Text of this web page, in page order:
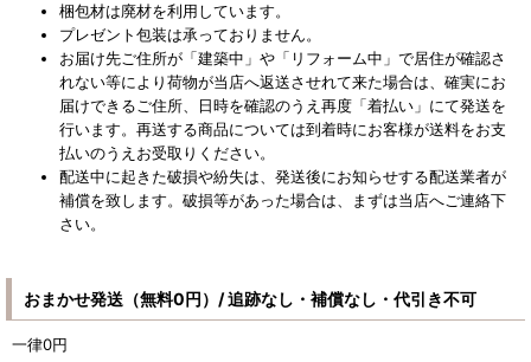
梱包材は廃材を利用しています。
プレゼント包装は承っておりません。
お届け先ご住所が「建築中」や「リフォーム中」で居住が確認さ
れない等により荷物が当店へ返送させれて来た場合は、確実にお
届けできるご住所、日時を確認のうえ再度「着払い」にて発送を
行います。再送する商品については到着時にお客様が送料をお支
払いのうえお受取りください。
配送中に起きた破損や紛失は、発送後にお知らせする配送業者が
補償を致します。破損等があった場合は、まずは当店へご連絡下
さい。
おまかせ発送（無料0円）/ 追跡なし・補償なし・代引き不可
一律0円